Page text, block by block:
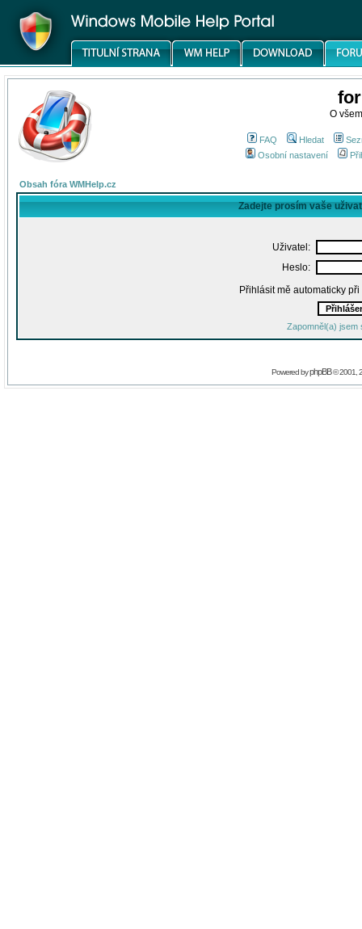
O
FAQ Hledat
Osobní nastavení
Obsah fóra WMHelp.cz
Zadejte prosím vaše
Uživatel:
Heslo:
Přihlásit mě automaticky
Zapomněl(a) jsem
Powered byphpBB© 2001,